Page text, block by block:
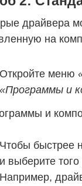
драйвера
на
Откройте меню
«Программы и
Чтобы быстрее
и выберите
Например,